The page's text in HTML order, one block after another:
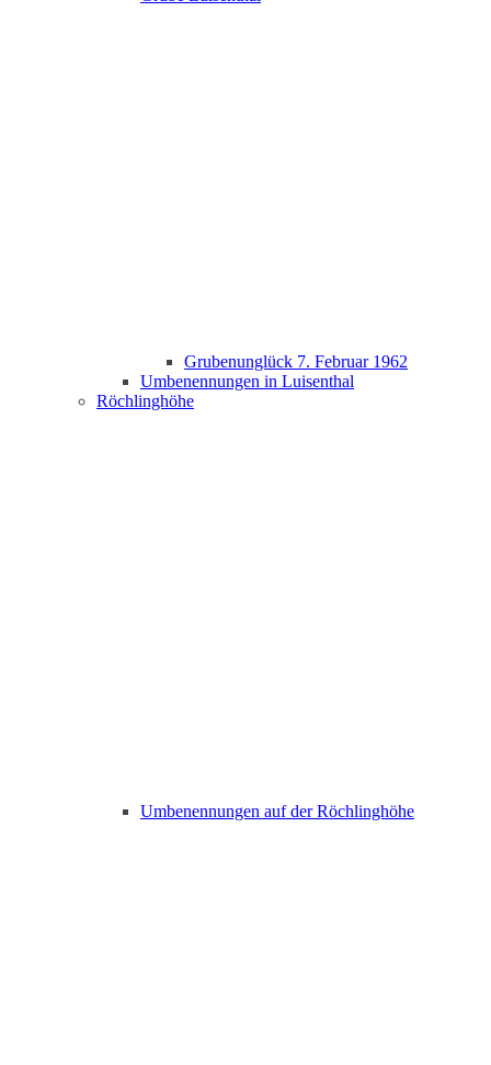
Grubenunglück 7. Februar 1962
Umbenennungen in Luisenthal
Röchlinghöhe
Umbenennungen auf der Röchlinghöhe